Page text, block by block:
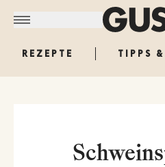
REZEPTE TIPPS